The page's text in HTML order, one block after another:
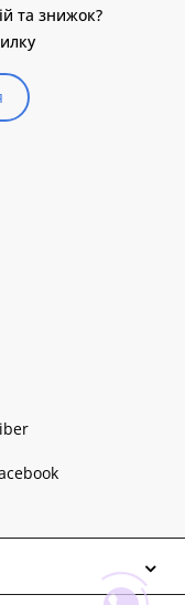
та знижок?